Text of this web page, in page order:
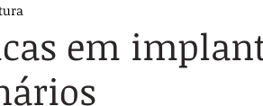
Traumatologia
em